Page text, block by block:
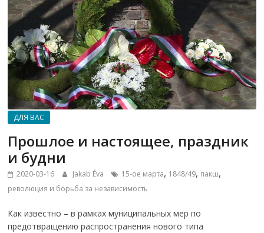
ДЛЯ ВАС
Прошлое и настоящее, праздник
и будни
2020-03-16 Jakab Éva 15-ое марта, 1848/49, пакш,
революция и борьба за независимость
Как известно – в рамках муниципальных мер по
предотвращению распространения нового типа